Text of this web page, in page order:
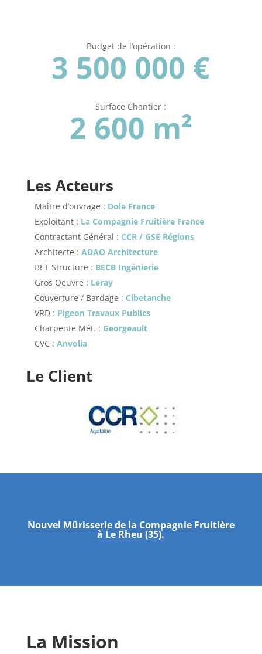
Budget de l’opération :
3 500 000 €
Surface Chantier :
2 600 m²
Les Acteurs
Maître d’ouvrage : Dole France
Exploitant : La Compagnie Fruitière France
Contractant Général : CCR / GSE Régions
Architecte : ADAO Architecture
BET Structure : BECB Ingénierie
Gros Oeuvre : Leray
Couverture / Bardage : Cibetanche
VRD : Pigeon Travaux Publics
Charpente Mét. : Georgeault
CVC : Anvolia
Le Client
Nouvel Mûrisserie de la Compagnie Fruitière
à Le Rheu (35).
La Mission